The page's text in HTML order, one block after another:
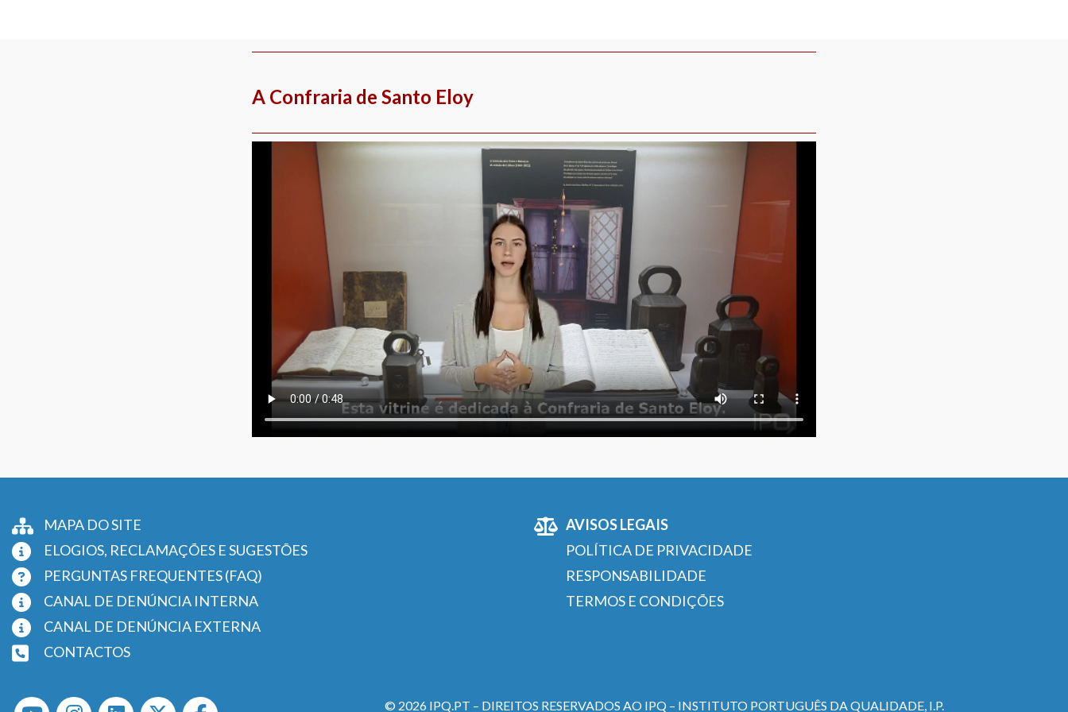
A Confraria de Santo Eloy
MAPA DO SITE
ELOGIOS, RECLAMAÇÕES E SUGESTÕES
PERGUNTAS FREQUENTES (FAQ)
CANAL DE DENÚNCIA INTERNA
CANAL DE DENÚNCIA EXTERNA
CONTACTOS
AVISOS LEGAIS
POLÍTICA DE PRIVACIDADE
RESPONSABILIDADE
TERMOS E CONDIÇÕES
© 2026 IPQ.PT – DIREITOS RESERVADOS AO IPQ – INSTITUTO PORTUGUÊS DA QUALIDADE, I.P.